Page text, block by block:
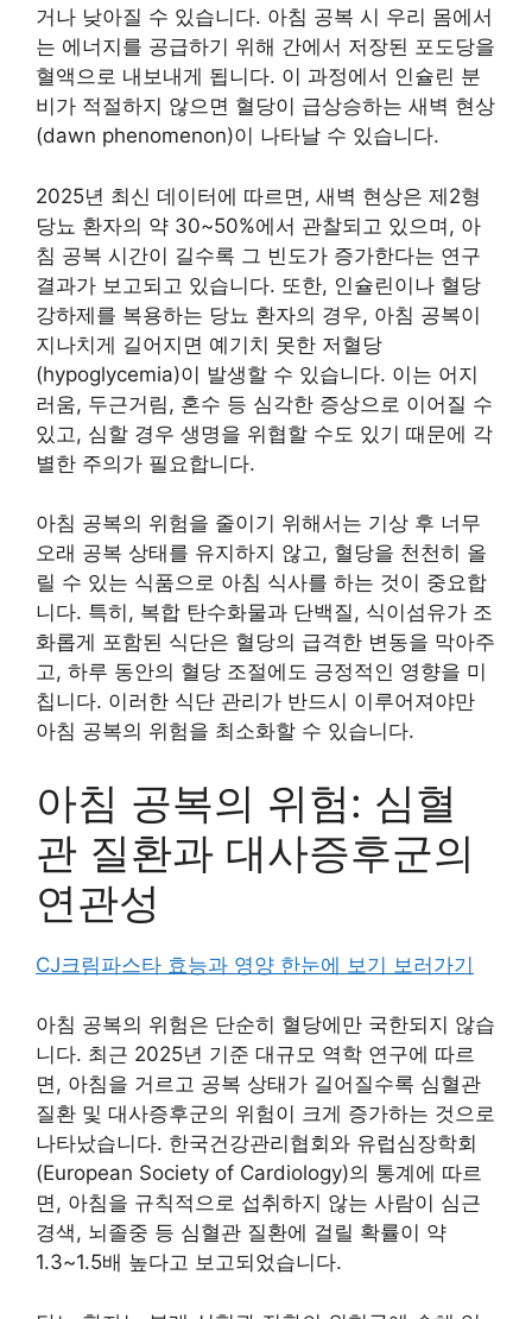
거나 낮아질 수 있습니다. 아침 공복 시 우리 몸에서
는 에너지를 공급하기 위해 간에서 저장된 포도당을
혈액으로 내보내게 됩니다. 이 과정에서 인슐린 분
비가 적절하지 않으면 혈당이 급상승하는 새벽 현상
(dawn phenomenon)이 나타날 수 있습니다.
2025년 최신 데이터에 따르면, 새벽 현상은 제2형
당뇨 환자의 약 30~50%에서 관찰되고 있으며, 아
침 공복 시간이 길수록 그 빈도가 증가한다는 연구
결과가 보고되고 있습니다. 또한, 인슐린이나 혈당
강하제를 복용하는 당뇨 환자의 경우, 아침 공복이
지나치게 길어지면 예기치 못한 저혈당
(hypoglycemia)이 발생할 수 있습니다. 이는 어지
러움, 두근거림, 혼수 등 심각한 증상으로 이어질 수
있고, 심할 경우 생명을 위협할 수도 있기 때문에 각
별한 주의가 필요합니다.
아침 공복의 위험을 줄이기 위해서는 기상 후 너무
오래 공복 상태를 유지하지 않고, 혈당을 천천히 올
릴 수 있는 식품으로 아침 식사를 하는 것이 중요합
니다. 특히, 복합 탄수화물과 단백질, 식이섬유가 조
화롭게 포함된 식단은 혈당의 급격한 변동을 막아주
고, 하루 동안의 혈당 조절에도 긍정적인 영향을 미
칩니다. 이러한 식단 관리가 반드시 이루어져야만
아침 공복의 위험을 최소화할 수 있습니다.
아침 공복의 위험: 심혈
관 질환과 대사증후군의
연관성
CJ크림파스타 효능과 영양 한눈에 보기 보러가기
아침 공복의 위험은 단순히 혈당에만 국한되지 않습
니다. 최근 2025년 기준 대규모 역학 연구에 따르
면, 아침을 거르고 공복 상태가 길어질수록 심혈관
질환 및 대사증후군의 위험이 크게 증가하는 것으로
나타났습니다. 한국건강관리협회와 유럽심장학회
(European Society of Cardiology)의 통계에 따르
면, 아침을 규칙적으로 섭취하지 않는 사람이 심근
경색, 뇌졸중 등 심혈관 질환에 걸릴 확률이 약
1.3~1.5배 높다고 보고되었습니다.